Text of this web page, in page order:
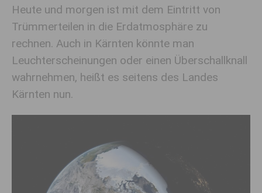
Heute und morgen ist mit dem Eintritt von
Trümmerteilen in die Erdatmosphäre zu
rechnen. Auch in Kärnten könnte man
Leuchterscheinungen oder einen Überschallknall
wahrnehmen, heißt es seitens des Landes
Kärnten nun.